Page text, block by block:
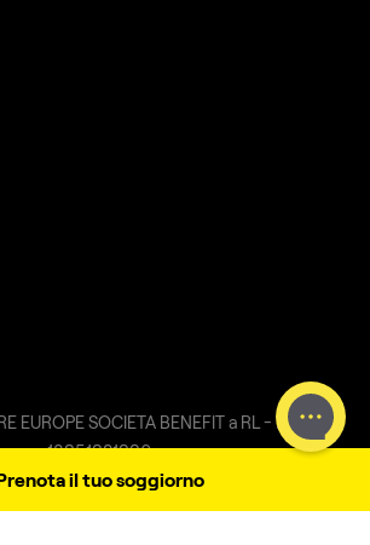
il tuo soggiorno
EUROPE SOCIETA BENEFIT a RL - P.IVA
18051021006